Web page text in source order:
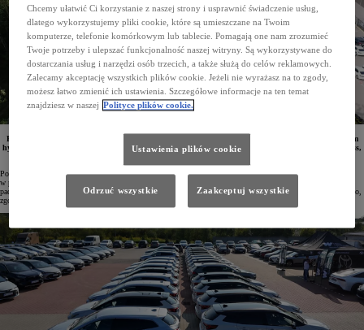
Pracownicy Recordati Polska otrzymali właśnie bezpieczne i oszczędne samochody Toyoty z napędem
hybrydowym. Do floty firmy farmaceutycznej trafiły modele Camry, Corolla TS Kombi, Corolla Cross,
RAV4 i Toyota C-HR w ramach finansowania w programie KINTO One.
Posiadająca ponad stuletnią tradycję międzynarodowa grupa farmaceutyczna Recordati specjalizuje się
w produkcji leków Rx, OTC oraz suplementów diety. Ta dynamicznie rozwijająca się firma dostarcza
pacjentom bezpieczne produkty wysokiej jakości, jednocześnie dbając o swoich pracowników oraz środowisko,
zgodnie z zasadami zrównoważonego rozwoju.
Chcemy ułatwić Ci korzystanie z naszej strony i usprawnić świadczenie usług,
dlatego wykorzystujemy pliki cookie, które są umieszczane na Twoim
komputerze, telefonie komórkowym lub tablecie. Pomagają one nam zrozumieć
Twoje potrzeby i ulepszać funkcjonalność naszej witryny. Są wykorzystywane do
dostarczania usług i narzędzi osób trzecich, a także służą do celów reklamowych.
Zalecamy akceptację wszystkich plików cookie. Jeżeli nie wyrażasz na to zgody,
możesz łatwo zmienić ich ustawienia. Szczegółowe informacje na ten temat
znajdziesz w naszej Polityce plików cookie.
Ustawienia plików cookie
Odrzuć wszystkie Zaakceptuj wszystkie